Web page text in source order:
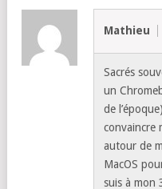
Mathieu
Sacrés
un
de
convaincre
autour de
MacOS
suis à mon